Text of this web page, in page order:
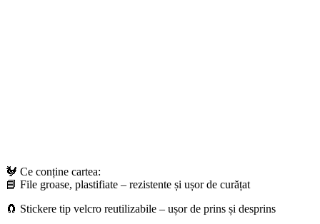
🐓 Ce conține cartea:
📘 File groase, plastifiate – rezistente și ușor de curățat
🧲 Stickere tip velcro reutilizabile – ușor de prins și desprins